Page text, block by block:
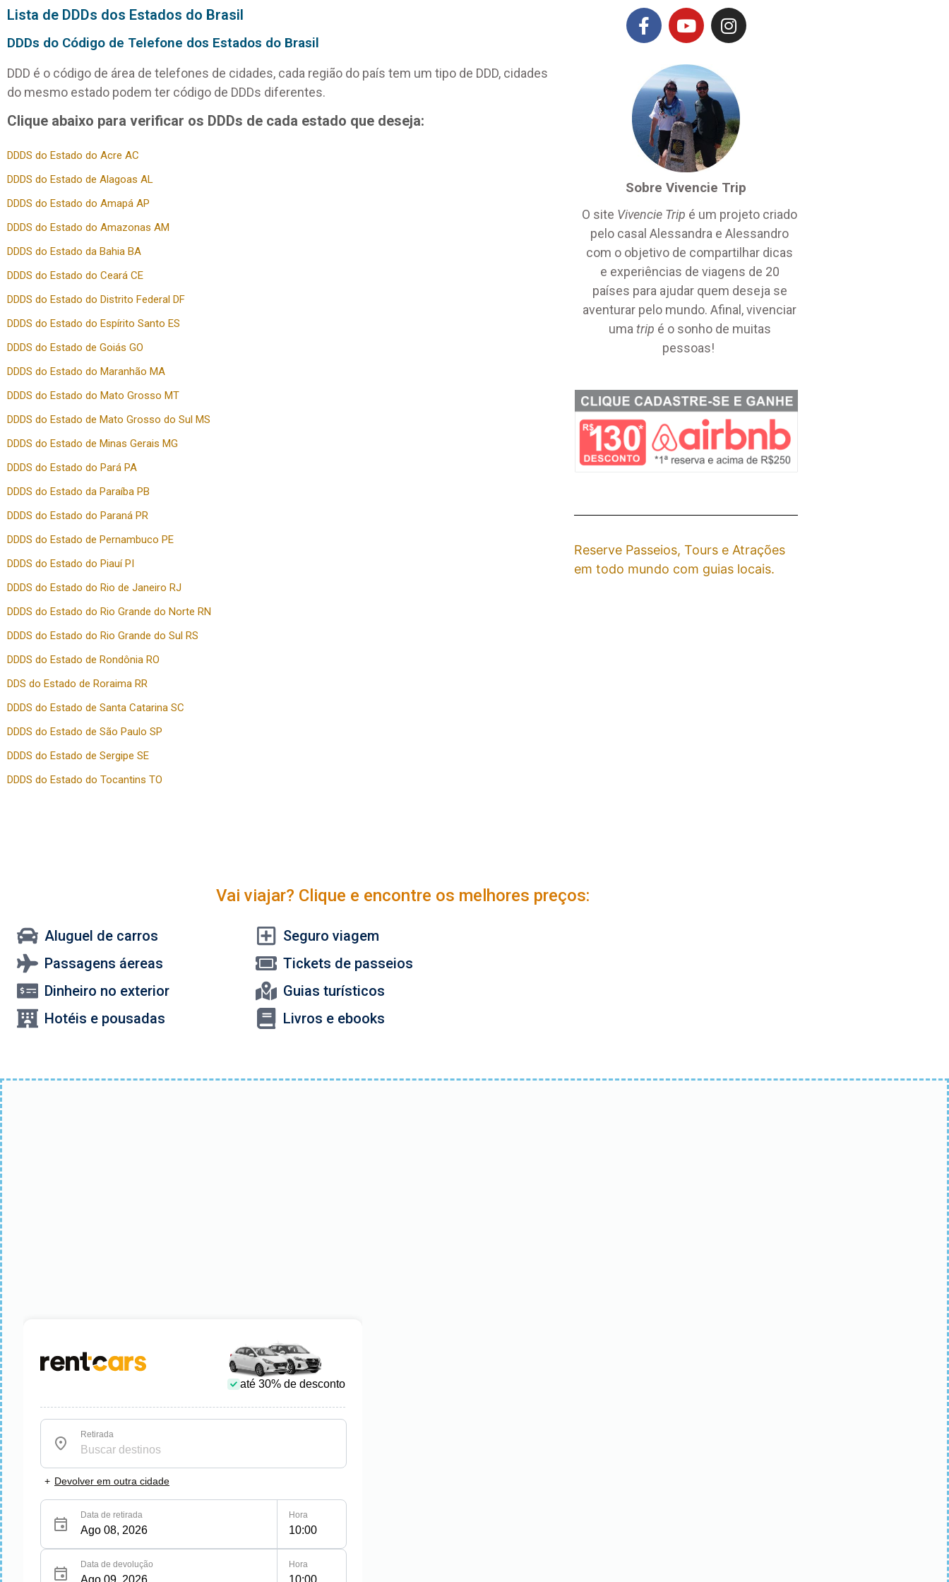
Lista de DDDs dos Estados do Brasil
DDDs do Código de Telefone dos Estados do Brasil
DDD é o código de área de telefones de cidades, cada região do país tem um tipo de DDD, cidades
do mesmo estado podem ter código de DDDs diferentes.
Clique abaixo para verificar os DDDs de cada estado que deseja:
DDDS do Estado do Acre AC
DDDS do Estado de Alagoas AL
DDDS do Estado do Amapá AP
DDDS do Estado do Amazonas AM
DDDS do Estado da Bahia BA
DDDS do Estado do Ceará CE
DDDS do Estado do Distrito Federal DF
DDDS do Estado do Espírito Santo ES
DDDS do Estado de Goiás GO
DDDS do Estado do Maranhão MA
DDDS do Estado do Mato Grosso MT
DDDS do Estado de Mato Grosso do Sul MS
DDDS do Estado de Minas Gerais MG
DDDS do Estado do Pará PA
DDDS do Estado da Paraíba PB
DDDS do Estado do Paraná PR
DDDS do Estado de Pernambuco PE
DDDS do Estado do Piauí PI
DDDS do Estado do Rio de Janeiro RJ
DDDS do Estado do Rio Grande do Norte RN
DDDS do Estado do Rio Grande do Sul RS
DDDS do Estado de Rondônia RO
DDS do Estado de Roraima RR
DDDS do Estado de Santa Catarina SC
DDDS do Estado de São Paulo SP
DDDS do Estado de Sergipe SE
DDDS do Estado do Tocantins TO
Sobre Vivencie Trip
O site Vivencie Trip é um projeto criado
pelo casal Alessandra e Alessandro
com o objetivo de compartilhar dicas
e experiências de viagens de 20
países para ajudar quem deseja se
aventurar pelo mundo. Afinal, vivenciar
uma trip é o sonho de muitas
pessoas!
Reserve Passeios, Tours e Atrações
em todo mundo com guias locais.
Vai viajar? Clique e encontre os melhores preços:
Aluguel de carros
Passagens áereas
Dinheiro no exterior
Hotéis e pousadas
Seguro viagem
Tickets de passeios
Guias turísticos
Livros e ebooks